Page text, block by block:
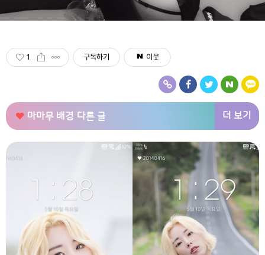
1 구독하기 이웃
마마무 배경 다른 글 더 보기